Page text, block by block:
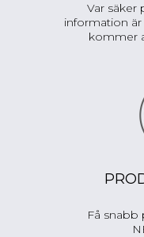
Var säker
information
kommer
Få snabb